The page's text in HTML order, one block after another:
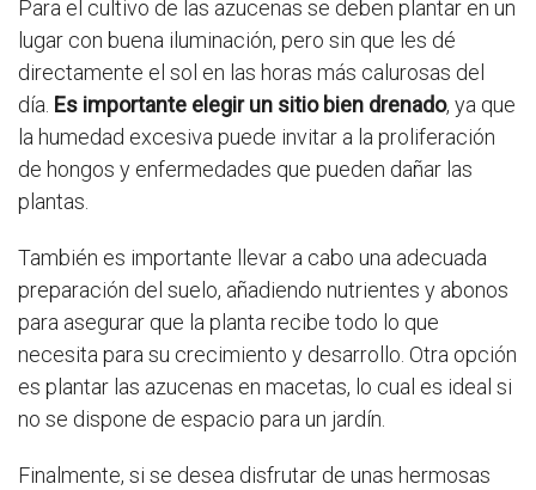
Para el cultivo de las azucenas se deben plantar en un
lugar con buena iluminación, pero sin que les dé
directamente el sol en las horas más calurosas del
día. Es importante elegir un sitio bien drenado, ya que
la humedad excesiva puede invitar a la proliferación
de hongos y enfermedades que pueden dañar las
plantas.
También es importante llevar a cabo una adecuada
preparación del suelo, añadiendo nutrientes y abonos
para asegurar que la planta recibe todo lo que
necesita para su crecimiento y desarrollo. Otra opción
es plantar las azucenas en macetas, lo cual es ideal si
no se dispone de espacio para un jardín.
Finalmente, si se desea disfrutar de unas hermosas